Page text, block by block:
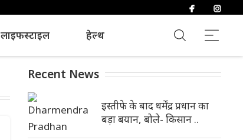
लाइफस्टाइल हेल्थ
Recent News
इस्तीफे के बाद धर्मेंद्र प्रधान का
बड़ा बयान, बोले- किसान ..